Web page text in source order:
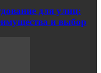
для улиц:
и выбор